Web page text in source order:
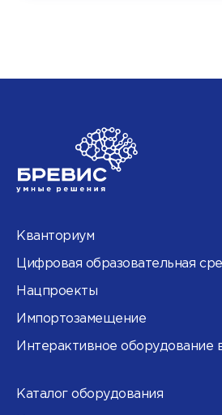
Кванториум
Цифровая образовательная
Нацпроекты
Импортозамещение
Интерактивное оборудование
Каталог оборудования